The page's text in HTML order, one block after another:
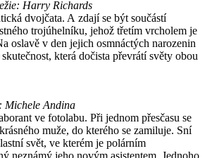
Harry Richards
dvojčata. A zdají se být součástí
trojúhelníku, jehož třetím vrcholem je
oslavě v den jejich osmnáctých narozenin
která dočista převrátí světy obou
Michele Andina
ve fotolabu. Při jednom přesčasu se
muže, do kterého se zamiluje. Sní
svět, ve kterém je polárním
neznámý jeho novým asistentem. Jednoho